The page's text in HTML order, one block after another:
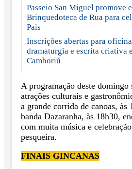
Passeio San Miguel promove
Brinquedoteca de Rua para
Pais
Inscrições abertas para
dramaturgia e escrita criativa
Camboriú
A programação deste domingo
atrações culturais e
a grande corrida de canoas, às
banda Dazaranha, às 18h30,
com muita música e
pesqueira.
FINAIS GINCANAS